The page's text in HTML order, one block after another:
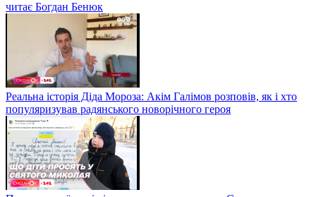
читає Богдан Бенюк
Реальна історія Діда Мороза: Акім Галімов розповів, як і хто
популяризував радянського новорічного героя